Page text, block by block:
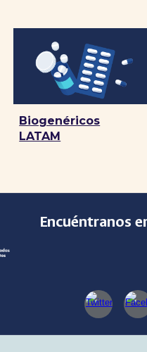
Biogenéricos
LATAM
Encuéntranos